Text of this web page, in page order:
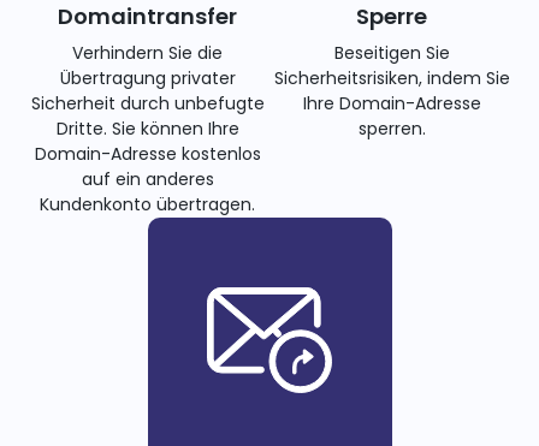
Domaintransfer
Verhindern Sie die
Übertragung privater
Sicherheit durch unbefugte
Dritte. Sie können Ihre
Domain-Adresse kostenlos
auf ein anderes
Kundenkonto übertragen.
Sperre
Beseitigen Sie
Sicherheitsrisiken, indem Sie
Ihre Domain-Adresse
sperren.